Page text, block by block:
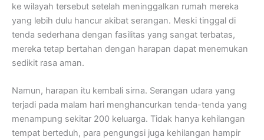
ke wilayah tersebut setelah meninggalkan rumah mereka
yang lebih dulu hancur akibat serangan. Meski tinggal di
tenda sederhana dengan fasilitas yang sangat terbatas,
mereka tetap bertahan dengan harapan dapat menemukan
sedikit rasa aman.
Namun, harapan itu kembali sirna. Serangan udara yang
terjadi pada malam hari menghancurkan tenda-tenda yang
menampung sekitar 200 keluarga. Tidak hanya kehilangan
tempat berteduh, para pengungsi juga kehilangan hampir